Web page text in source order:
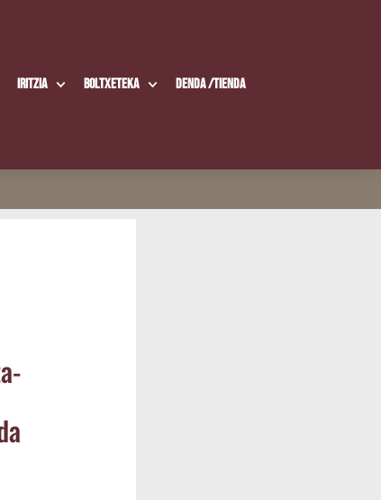
Iritzia Boltxe­te­ka Den­da /​Tien­da